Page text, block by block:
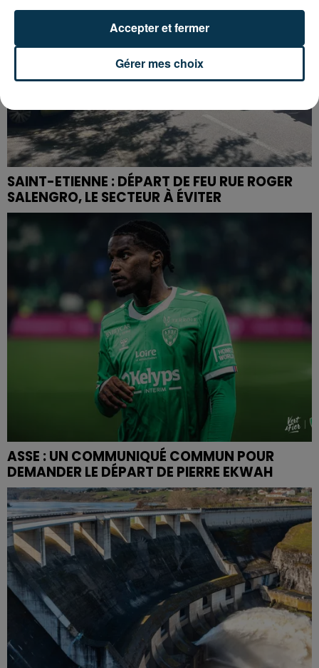
SAINT-ETIENNE : DÉPART DE FEU RUE ROGER
SALENGRO, LE SECTEUR À ÉVITER
ASSE : UN COMMUNIQUÉ COMMUN POUR
DEMANDER LE DÉPART DE PIERRE EKWAH
Gérer mes choix
Accepter et fermer